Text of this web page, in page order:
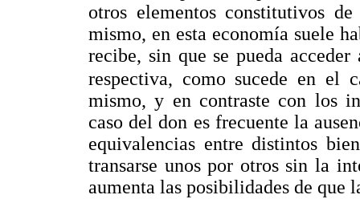
otros elementos constitutivos
mismo, en esta economía suele
recibe, sin que se pueda
respectiva, como sucede en el
mismo, y en contraste con los
caso del don es frecuente la
equivalencias entre distintos
transarse unos por otros sin la
aumenta las posibilidades de que